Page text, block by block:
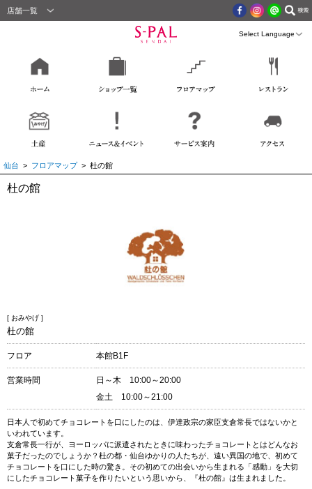
店舗一覧
仙台 > フロアマップ> 杜の館
杜の館
[ おみやげ ]
杜の館
フロア 本館B1F
営業時間
日～木 10:00～20:00
金土 10:00～21:00
日本人で初めてチョコレートを口にしたのは、伊達政宗の家臣支倉常長ではないかと
いわれています。
支倉常長一行が、ヨーロッパに派遣されたときに味わったチョコレートとはどんなお
菓子だったのでしょうか？杜の都・仙台ゆかりの人たちが、遠い異国の地で、初めて
チョコレートを口にした時の驚き。その初めての出会いから生まれる「感動」を大切
にしたチョコレート菓子を作りたいという思いから、『杜の館』は生まれました。